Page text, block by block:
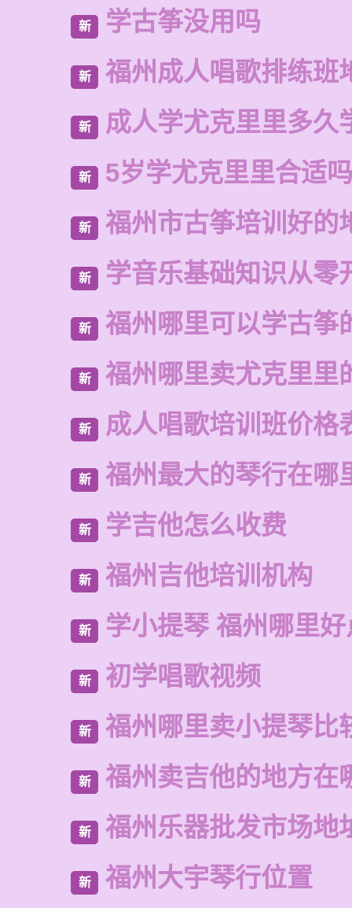
新 学古筝没用吗
新 福州成人唱歌排练班
新 成人学尤克里里多久
新 5岁学尤克里里合适
新 福州市古筝培训好的
新 学音乐基础知识从零
新 福州哪里可以学古筝
新 福州哪里卖尤克里里
新 成人唱歌培训班价格
新 福州最大的琴行在哪
新 学吉他怎么收费
新 福州吉他培训机构
新 学小提琴 福州哪里
新 初学唱歌视频
新 福州哪里卖小提琴比
新 福州卖吉他的地方在
新 福州乐器批发市场地
新 福州大宇琴行位置